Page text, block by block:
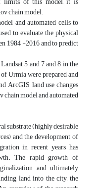
chain model.
and automated cells to
to evaluate the physical
1984 -2016 and to predict
5 and 7 and 8 in the
Urmia were prepared and
ArcGIS, land use changes
model and automated
substrate (highly desirable
and the development of
in recent years has
The rapid growth of
and ultimately
land into the city, the